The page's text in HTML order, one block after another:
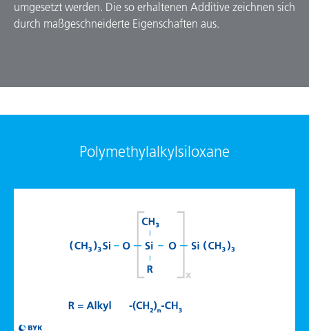
umgesetzt werden. Die so erhaltenen Additive zeichnen sich
durch maßgeschneiderte Eigenschaften aus.
Polymethylalkylsiloxane